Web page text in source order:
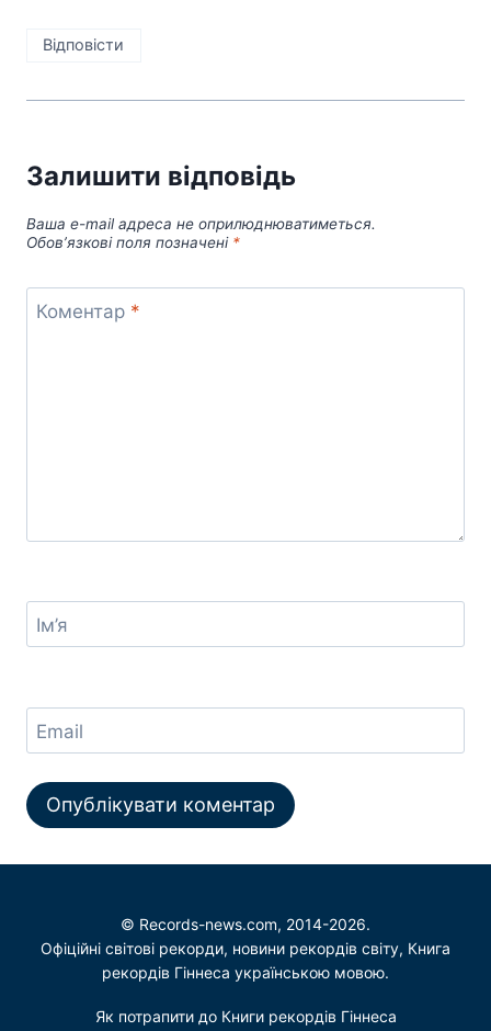
Відповіcти
Залишити відповідь
Ваша e-mail адреса не оприлюднюватиметься.
Обов’язкові поля позначені *
Коментар *
Ім’я
Email
© Records-news.com, 2014-2026.
Офіційні світові рекорди, новини рекордів світу, Книга
рекордів Гіннеса українською мовою.
Як потрапити до Книги рекордів Гіннеса